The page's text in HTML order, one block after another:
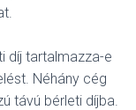
díj tartalmazza-e
Néhány cég
távú bérleti díjba.